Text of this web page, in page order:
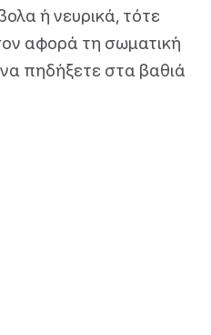
ή νευρικά, τότε
αφορά τη σωματική
πηδήξετε στα βαθιά